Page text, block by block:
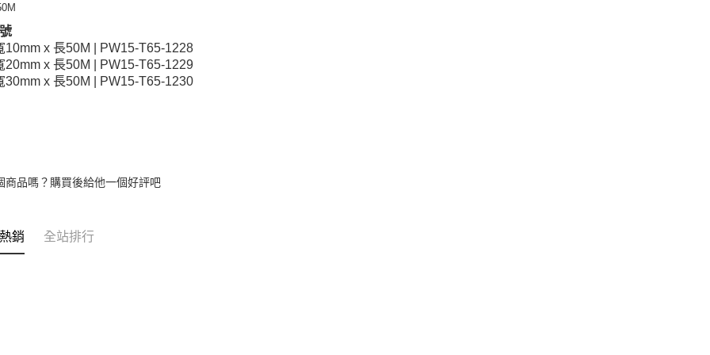
10mm x 長50M | PW15-T65-1228
20mm x 長50M | PW15-T65-1229
30mm x 長50M | PW15-T65-1230
商品嗎？購買後給他一個好評吧
銷 全站排行